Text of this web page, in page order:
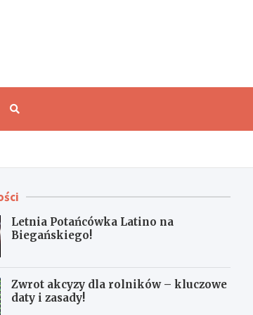
Letnia Potańcówka Latino na
Biegańskiego!
Zwrot akcyzy dla rolników – kluczowe
daty i zasady!